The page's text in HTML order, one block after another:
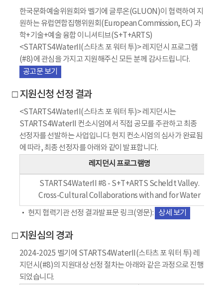
한국문화예술위원회와 벨기에 글루온(GLUON)이 협력하여 지
원하는 유럽연합집행위원회(European Commission, EC) 과
학+기술+예술 융합 이니셔티브(S+T+ARTS)
<STARTS4WaterII(스타츠 포 워터 투)> 레지던시 프로그램
(#8)에 관심을 가지고 지원해주신 모든 분께 감사드립니다.
공고문 보기
□ 지원신청 선정 결과
<STARTS4WaterII(스타츠 포 워터 투)> 레지던시는
STARTS4WaterII 컨소시엄에서 직접 공모를 주관하고 최종
선정자를 선발하는 사업입니다. 현지 컨소시엄의 심사가 완료됨
에 따라, 최종 선정자를 아래와 같이 발표합니다.
레지던시 프로그램명
STARTS4WaterII #8 - S+T+ARTS Scheldt Valley.
Cross-Cultural Collaborations with and for Water
현지 협력기관 선정 결과발표문 링크(영문): 상세 보기
□ 지원심의 경과
2024-2025 벨기에 STARTS4WaterII(스타츠 포 워터 투) 레
지던시(#8)의 지원대상 선정 절차는 아래와 같은 과정으로 진행
되었습니다.